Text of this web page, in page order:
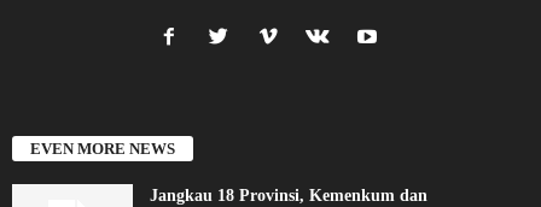
EVEN MORE NEWS
Jangkau 18 Provinsi, Kemenkum dan